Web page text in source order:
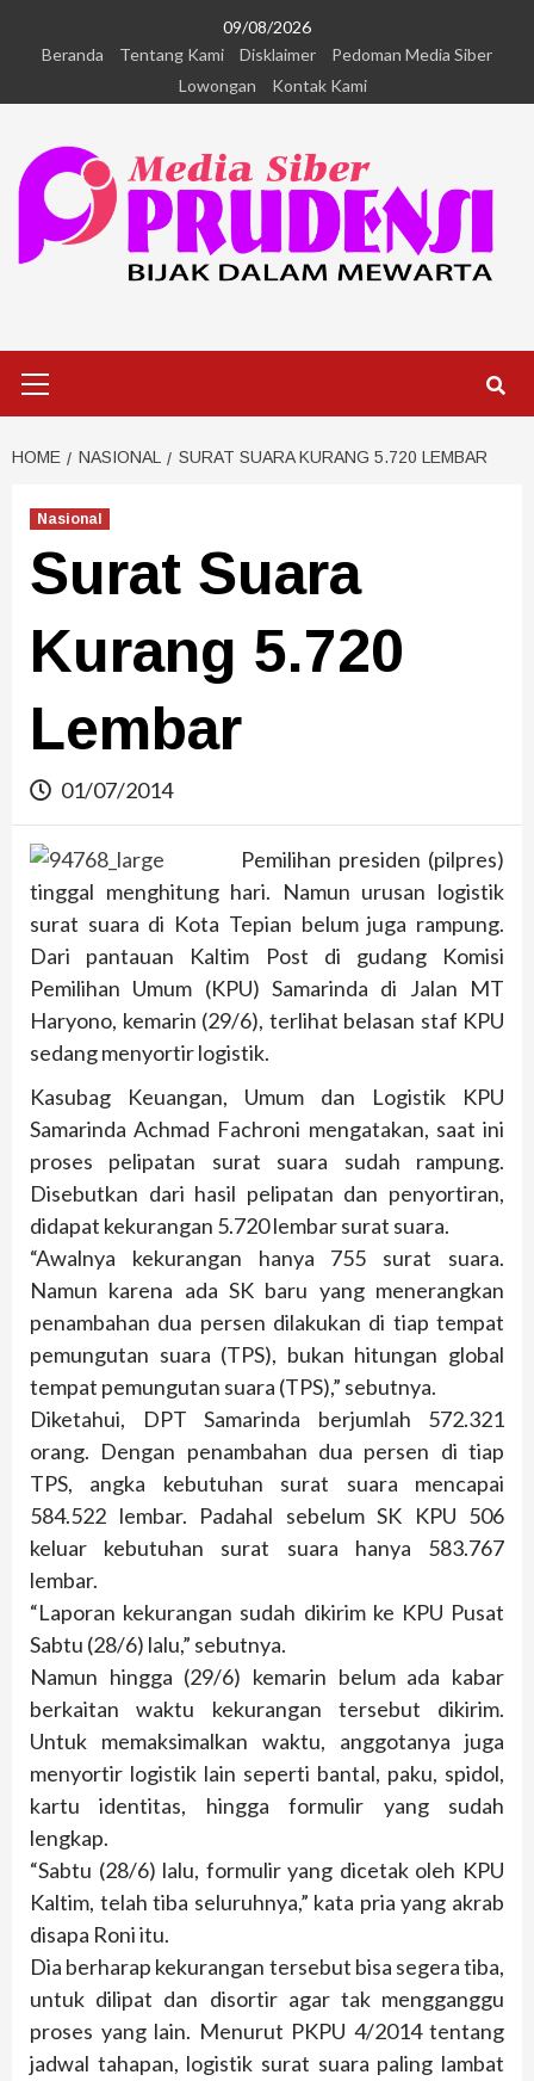
09/08/2026
Beranda
Tentang Kami Disklaimer
Pedoman Media Siber
Lowongan
Kontak Kami
HOME NASIONAL SURAT SUARA KURANG 5.720 LEMBAR
Nasional
Surat Suara
Kurang 5.720
Lembar
01/07/2014
Pemilihan presiden (pilpres)
tinggal menghitung hari. Namun urusan logistik
surat suara di Kota Tepian belum juga rampung.
Dari pantauan Kaltim Post di gudang Komisi
Pemilihan Umum (KPU) Samarinda di Jalan MT
Haryono, kemarin (29/6), terlihat belasan staf KPU
sedang menyortir logistik.
Kasubag Keuangan, Umum dan Logistik KPU
Samarinda Achmad Fachroni mengatakan, saat ini
proses pelipatan surat suara sudah rampung.
Disebutkan dari hasil pelipatan dan penyortiran,
didapat kekurangan 5.720 lembar surat suara.
“Awalnya kekurangan hanya 755 surat suara.
Namun karena ada SK baru yang menerangkan
penambahan dua persen dilakukan di tiap tempat
pemungutan suara (TPS), bukan hitungan global
tempat pemungutan suara (TPS),” sebutnya.
Diketahui, DPT Samarinda berjumlah 572.321
orang. Dengan penambahan dua persen di tiap
TPS, angka kebutuhan surat suara mencapai
584.522 lembar. Padahal sebelum SK KPU 506
keluar kebutuhan surat suara hanya 583.767
lembar.
“Laporan kekurangan sudah dikirim ke KPU Pusat
Sabtu (28/6) lalu,” sebutnya.
Namun hingga (29/6) kemarin belum ada kabar
berkaitan waktu kekurangan tersebut dikirim.
Untuk memaksimalkan waktu, anggotanya juga
menyortir logistik lain seperti bantal, paku, spidol,
kartu identitas, hingga formulir yang sudah
lengkap.
“Sabtu (28/6) lalu, formulir yang dicetak oleh KPU
Kaltim, telah tiba seluruhnya,” kata pria yang akrab
disapa Roni itu.
Dia berharap kekurangan tersebut bisa segera tiba,
untuk dilipat dan disortir agar tak mengganggu
proses yang lain. Menurut PKPU 4/2014 tentang
jadwal tahapan, logistik surat suara paling lambat